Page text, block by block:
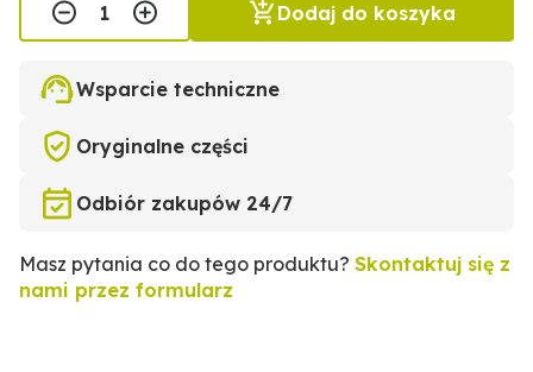
Dodaj do koszyka
Wsparcie techniczne
Oryginalne części
Odbiór zakupów 24/7
Masz pytania co do tego produktu? Skontaktuj się z
nami przez formularz